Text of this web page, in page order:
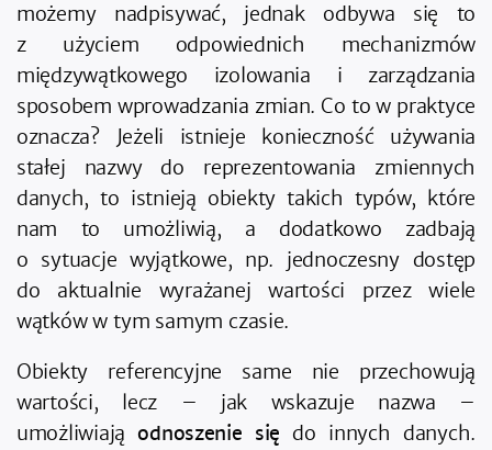
możemy nadpisywać, jednak odbywa się to
z użyciem odpowiednich mechanizmów
międzywątkowego izolowania i zarządzania
sposobem wprowadzania zmian. Co to w praktyce
oznacza? Jeżeli istnieje konieczność używania
stałej nazwy do reprezentowania zmiennych
danych, to istnieją obiekty takich typów, które
nam to umożliwią, a dodatkowo zadbają
o sytuacje wyjątkowe, np. jednoczesny dostęp
do aktualnie wyrażanej wartości przez wiele
wątków w tym samym czasie.
Obiekty referencyjne same nie przechowują
wartości, lecz – jak wskazuje nazwa –
umożliwiająodnoszenie się do innych danych.